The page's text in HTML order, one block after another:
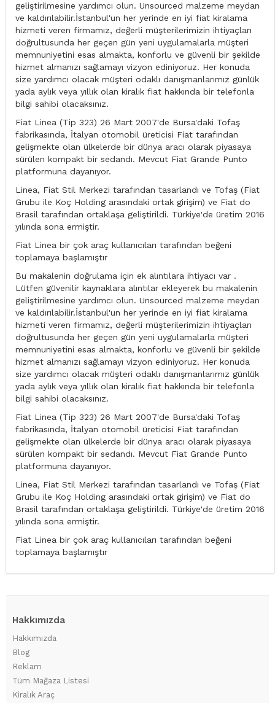
geliştirilmesine yardımcı olun. Unsourced malzeme meydan
ve kaldırılabilir.İstanbul'un her yerinde en iyi fiat kiralama
hizmeti veren firmamız, değerli müşterilerimizin ihtiyaçları
doğrultusunda her geçen gün yeni uygulamalarla müşteri
memnuniyetini esas almakta, konforlu ve güvenli bir şekilde
hizmet almanızı sağlamayı vizyon ediniyoruz. Her konuda
size yardımcı olacak müşteri odaklı danışmanlarımız günlük
yada aylık veya yıllık olan kiralık fiat hakkında bir telefonla
bilgi sahibi olacaksınız.
Fiat Linea (Tip 323) 26 Mart 2007'de Bursa'daki Tofaş
fabrikasında, İtalyan otomobil üreticisi Fiat tarafından
gelişmekte olan ülkelerde bir dünya aracı olarak piyasaya
sürülen kompakt bir sedandı. Mevcut Fiat Grande Punto
platformuna dayanıyor.
Linea, Fiat Stil Merkezi tarafından tasarlandı ve Tofaş (Fiat
Grubu ile Koç Holding arasındaki ortak girişim) ve Fiat do
Brasil tarafından ortaklaşa geliştirildi. Türkiye'de üretim 2016
yılında sona ermiştir.
Fiat Linea bir çok araç kullanıcıları tarafından beğeni
toplamaya başlamıştır
Bu makalenin doğrulama için ek alıntılara ihtiyacı var .
Lütfen güvenilir kaynaklara alıntılar ekleyerek bu makalenin
geliştirilmesine yardımcı olun. Unsourced malzeme meydan
ve kaldırılabilir.İstanbul'un her yerinde en iyi fiat kiralama
hizmeti veren firmamız, değerli müşterilerimizin ihtiyaçları
doğrultusunda her geçen gün yeni uygulamalarla müşteri
memnuniyetini esas almakta, konforlu ve güvenli bir şekilde
hizmet almanızı sağlamayı vizyon ediniyoruz. Her konuda
size yardımcı olacak müşteri odaklı danışmanlarımız günlük
yada aylık veya yıllık olan kiralık fiat hakkında bir telefonla
bilgi sahibi olacaksınız.
Fiat Linea (Tip 323) 26 Mart 2007'de Bursa'daki Tofaş
fabrikasında, İtalyan otomobil üreticisi Fiat tarafından
gelişmekte olan ülkelerde bir dünya aracı olarak piyasaya
sürülen kompakt bir sedandı. Mevcut Fiat Grande Punto
platformuna dayanıyor.
Linea, Fiat Stil Merkezi tarafından tasarlandı ve Tofaş (Fiat
Grubu ile Koç Holding arasındaki ortak girişim) ve Fiat do
Brasil tarafından ortaklaşa geliştirildi. Türkiye'de üretim 2016
yılında sona ermiştir.
Fiat Linea bir çok araç kullanıcıları tarafından beğeni
toplamaya başlamıştır
Hakkımızda
Hakkımızda
Blog
Reklam
Tüm Mağaza Listesi
Kiralık Araç